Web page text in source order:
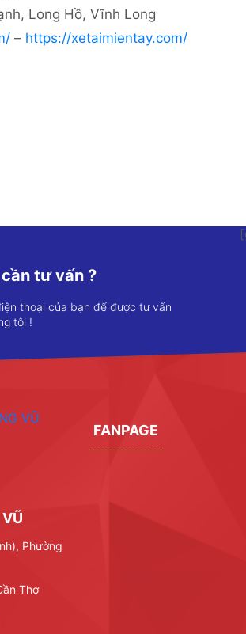
Long Hồ, Vĩnh Long
– https://xetaimientay.com/
tư vấn ?
thoại của bạn để được tư vấn
tôi !
Phường
Thơ
FANPAGE